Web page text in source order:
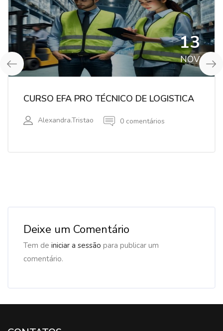
13
NOV
CURSO EFA PRO TÉCNICO DE LOGISTICA
Alexandra.tristao 0 comentários
Deixe um Comentário
Tem de iniciar a sessão para publicar um
comentário.